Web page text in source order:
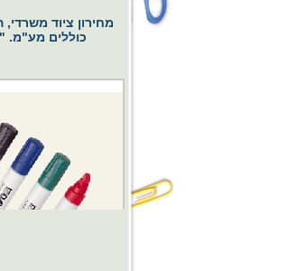
כוללים מע"מ.